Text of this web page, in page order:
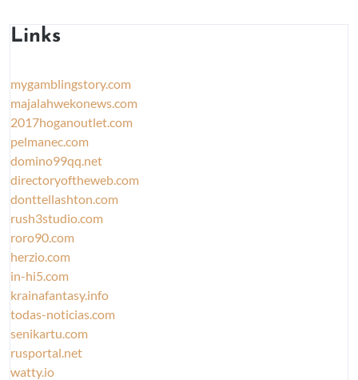
Links
mygamblingstory.com
majalahwekonews.com
2017hoganoutlet.com
pelmanec.com
domino99qq.net
directoryoftheweb.com
donttellashton.com
rush3studio.com
roro90.com
herzio.com
in-hi5.com
krainafantasy.info
todas-noticias.com
senikartu.com
rusportal.net
watty.io